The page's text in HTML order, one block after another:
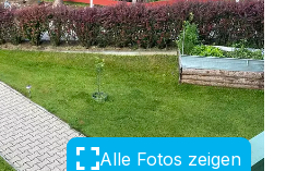
Alle Fotos zeigen